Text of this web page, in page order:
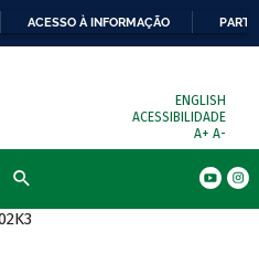
ACESSO À INFORMAÇÃO
ENGLISH
ACESSIBILIDADE
A+ A-